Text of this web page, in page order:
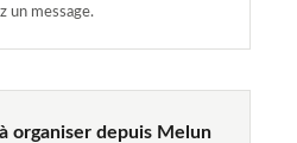
un message.
organiser depuis Melun